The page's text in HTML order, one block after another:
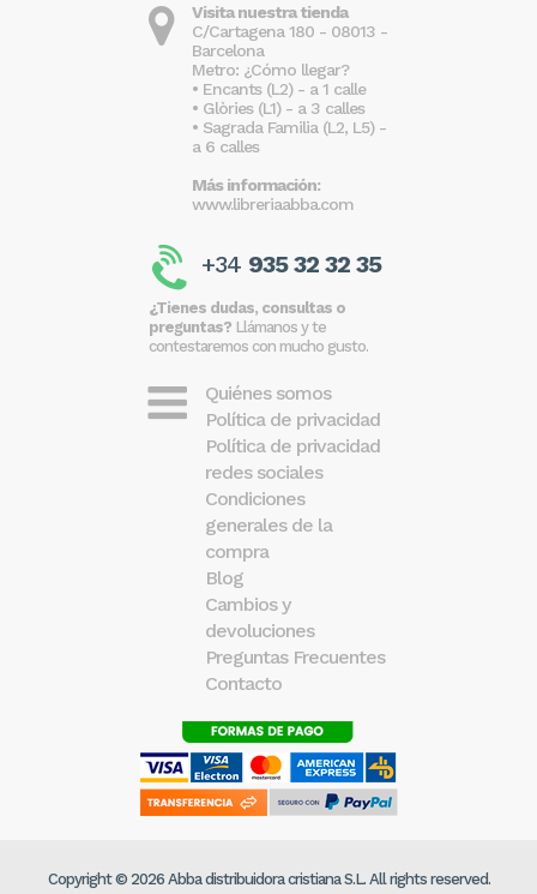
Visita nuestra tienda
C/Cartagena 180 - 08013 -
Barcelona
Metro: ¿Cómo llegar?
• Encants (L2) - a 1 calle
• Glòries (L1) - a 3 calles
• Sagrada Familia (L2, L5) -
a 6 calles
Más información:
www.libreriaabba.com
+34 935 32 32 35
¿Tienes dudas, consultas o
preguntas? Llámanos y te
contestaremos con mucho gusto.
Quiénes somos
Política de privacidad
Política de privacidad
redes sociales
Condiciones
generales de la
compra
Blog
Cambios y
devoluciones
Preguntas Frecuentes
Contacto
Copyright © 2026 Abba distribuidora cristiana S.L. All rights reserved.